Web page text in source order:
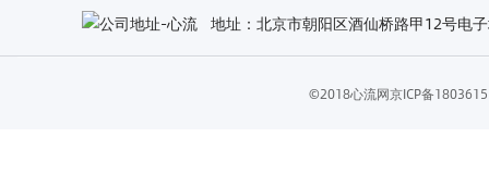
地址：北京市朝阳区酒仙桥路甲12号电
©2018心流网京ICP备